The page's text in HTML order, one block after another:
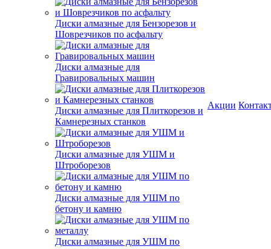
Диски алмазные для Бензорезов и
Шоврезчиков по асфальту
Диски алмазные для
Гравировальных машин
Диски алмазные для Плиткорезов и
Камнерезных станков
Диски алмазные для УШМ и
Штроборезов
Диски алмазные для УШМ по
бетону и камню
Диски алмазные для УШМ по
Акции